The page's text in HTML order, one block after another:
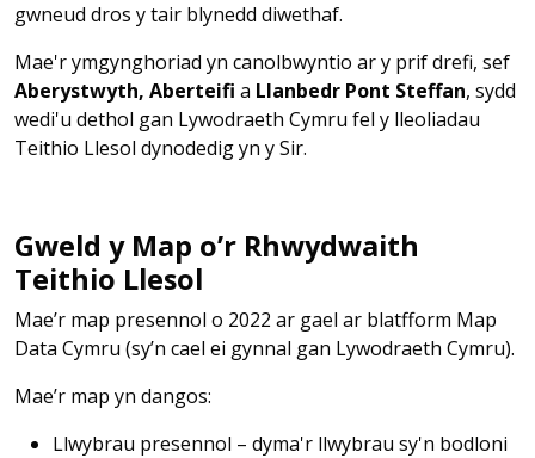
gwneud dros y tair blynedd diwethaf.
Mae'r ymgynghoriad yn canolbwyntio ar y prif drefi, sef
Aberystwyth, Aberteifi a Llanbedr Pont Steffan, sydd
wedi'u dethol gan Lywodraeth Cymru fel y lleoliadau
Teithio Llesol dynodedig yn y Sir.
Gweld y Map o’r Rhwydwaith
Teithio Llesol
Mae’r map presennol o 2022 ar gael ar blatfform Map
Data Cymru (sy’n cael ei gynnal gan Lywodraeth Cymru).
Mae’r map yn dangos:
Llwybrau presennol – dyma'r llwybrau sy'n bodloni